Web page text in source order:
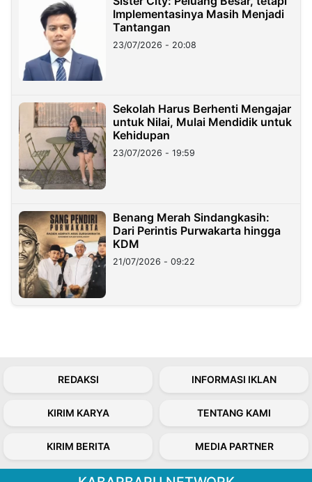
Implementasinya Masih Menjadi
Tantangan
23/07/2026 - 20:08
Sekolah Harus Berhenti Mengajar
untuk Nilai, Mulai Mendidik untuk
Kehidupan
23/07/2026 - 19:59
Benang Merah Sindangkasih:
Dari Perintis Purwakarta hingga
KDM
21/07/2026 - 09:22
REDAKSI INFORMASI IKLAN
KIRIM KARYA TENTANG KAMI
KIRIM BERITA MEDIA PARTNER